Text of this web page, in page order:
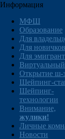
Информация
МФШ
Образование
Для
Для новичков
Для
Открытие ш-
Шейпинг-
Шейпинг-
технологии
Внимание,
жулики!
Личные
Новости